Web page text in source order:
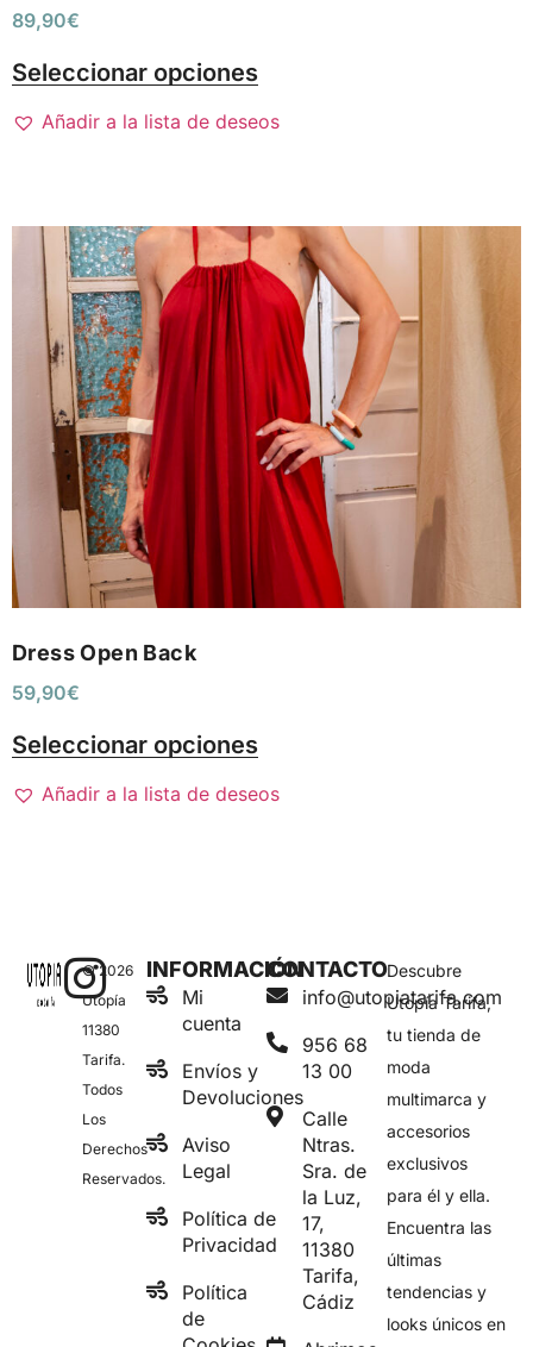
89,90€
Seleccionar opciones
Añadir a la lista de deseos
Dress Open Back
59,90€
Seleccionar opciones
Añadir a la lista de deseos
© 2026
Utopía
11380
Tarifa.
Todos
Los
Derechos
Reservados.
Descubre
Utopía Tarifa,
tu tienda de
moda
multimarca y
accesorios
exclusivos
para él y ella.
Encuentra las
últimas
tendencias y
looks únicos en
CONTACTO
info@utopiatarifa.com
956 68
13 00
Calle
Ntras.
Sra. de
la Luz,
17,
11380
Tarifa,
Cádiz
INFORMACIÓN
Mi
cuenta
Envíos y
Devoluciones
Aviso
Legal
Política de
Privacidad
Política
de